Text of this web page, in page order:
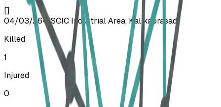
[]
04/03/26• BSCIC Industrial Area, Kalikaprasad
Killed
1
Injured
0